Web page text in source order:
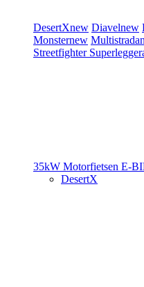
DesertXnew Diavelnew
Monsternew Multistrada
Streetfighter
35kW Motorfietsen E-
DesertX